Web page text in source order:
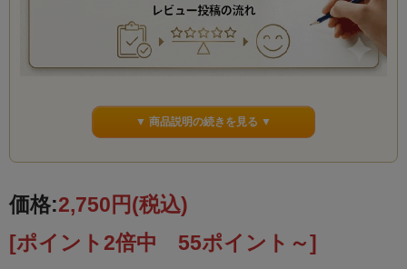
▼ 商品説明の続きを見る ▼
価格:2,750円(税込)
[ポイント2倍中 55ポイント～]